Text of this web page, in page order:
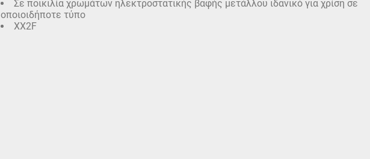
Σε ποικιλία χρωμάτων ηλεκτροστατικής βαφής μετάλλου ιδανικό για χρίση σε
οποιοιδήποτε τύπο
XX2F